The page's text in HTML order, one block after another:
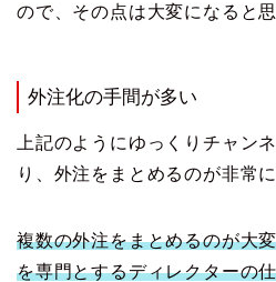
ので、その点は大変になると思
外注化の手間が多い
上記のようにゆっくりチャン
り、外注をまとめるのが非常
複数の外注をまとめるのが大
を専門とするディレクターの